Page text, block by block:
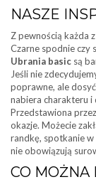
NASZE
Z pewnością każda
Czarne spodnie czy
Ubrania basic są
Jeśli nie
poprawne, ale
nabiera charakteru i
Przedstawiona
okazje. Możecie
randkę, spotkanie w
nie obowiązują
CO MOŻNA